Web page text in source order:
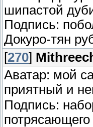
шипастой
Подпись:
Докуро-тян
[270]
Аватар: мой
приятный и
Подпись: